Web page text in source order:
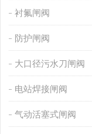
衬氟闸阀
防护闸阀
大口径污水刀闸阀
电站焊接闸阀
气动活塞式闸阀